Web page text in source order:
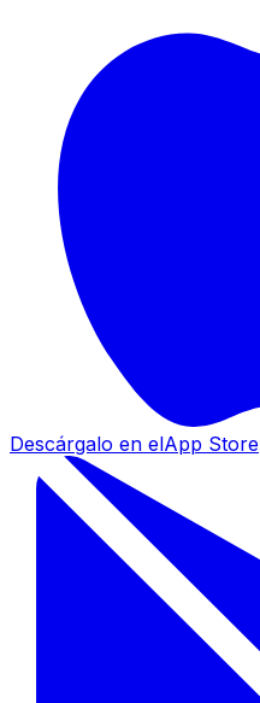
Descárgalo en elApp Store